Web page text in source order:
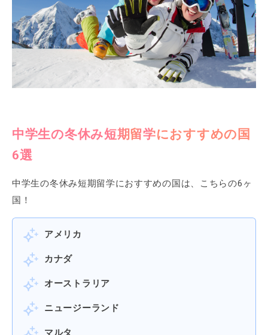
中学生の冬休み短期留学におすすめの国
6選
中学生の冬休み短期留学におすすめの国は、こちらの6ヶ
国！
アメリカ
カナダ
オーストラリア
ニュージーランド
マルタ